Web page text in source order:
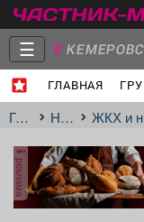
☰
ГЛАВНАЯ
Главная
Объявления
ГлавнаяНовостиЖКХ и недвижимость
реклама